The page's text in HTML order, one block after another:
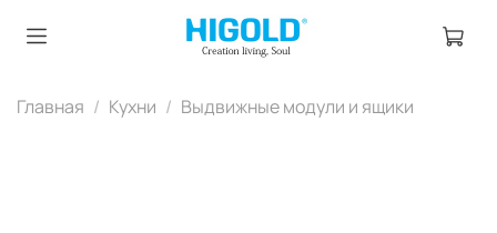
Главная Кухни Выдвижные модули и ящики